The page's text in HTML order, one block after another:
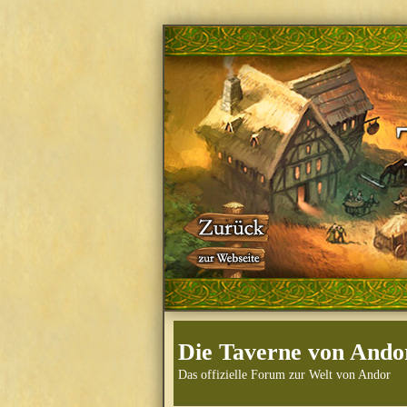
Die Taverne von
Das offizielle Forum zur Welt von Andor